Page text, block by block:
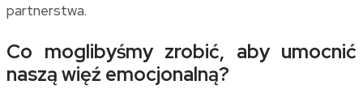
partnerstwa.
Co moglibyśmy zrobić, aby umocnić
naszą więź emocjonalną?